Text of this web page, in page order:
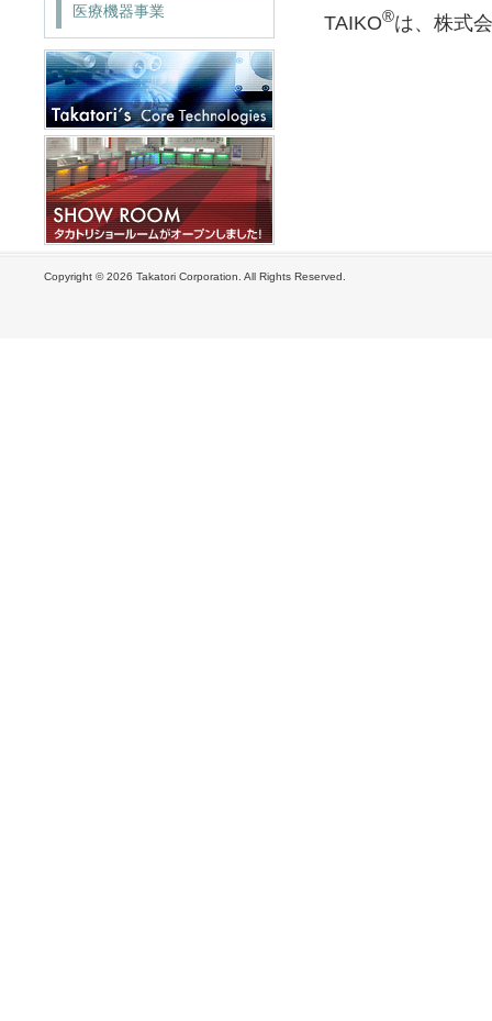
TAIKO®は、株式
医療機器事業
Copyright ©2026 Takatori Corporation. All Rights Reserved.